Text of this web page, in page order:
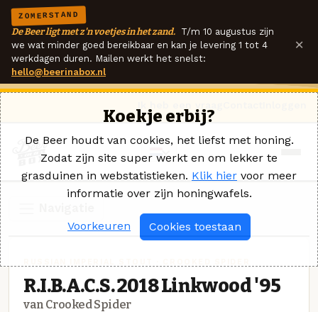
ZOMERSTAND
De Beer ligt met z'n voetjes in het zand. T/m 10 augustus zijn
we wat minder goed bereikbaar en kan je levering 1 tot 4
werkdagen duren. Mailen werkt het snelst:
hello@beerinabox.nl
×
R.I.B.A.C.S. 2018 Linkwood '95
van Crooked Spider
Koekje erbij?
De Beer houdt van cookies, het liefst met honing.
Zodat zijn site super werkt en om lekker te
grasduinen in webstatistieken. Klik hier voor meer
informatie over zijn honingwafels.
Voorkeuren Cookies toestaan